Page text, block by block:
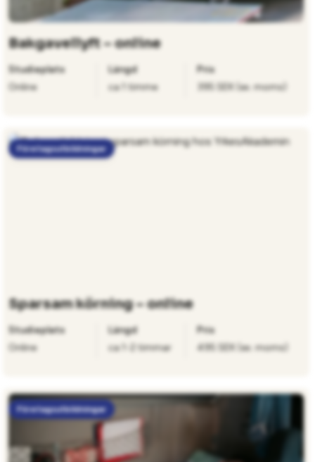
Bakgavellyft – online
Studieplats
Online
Längd
ca 1 timme
Pris
395 SEK (ex. moms)
Företagsutbildningar
Sparsam körning – online
Studieplats
Online
Längd
ca 1-2 timmar
Pris
495 SEK (ex. moms)
Företagsutbildningar